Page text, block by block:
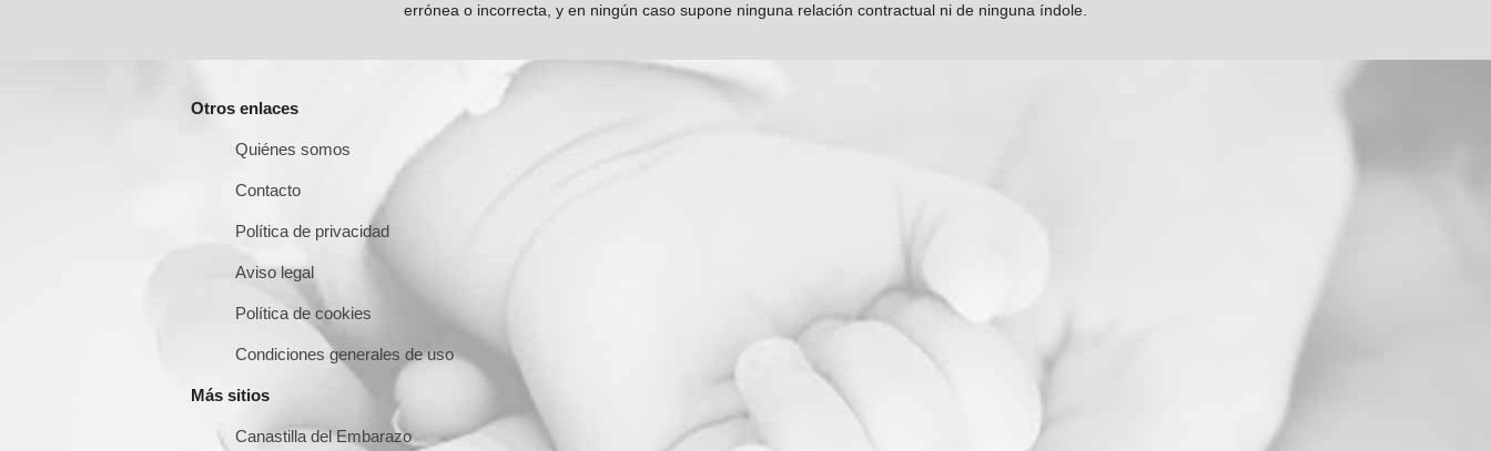
errónea o incorrecta, y en ningún caso supone ninguna relación contractual ni de ninguna índole.
Otros enlaces
Quiénes somos
Contacto
Política de privacidad
Aviso legal
Política de cookies
Condiciones generales de uso
Más sitios
Canastilla del Embarazo